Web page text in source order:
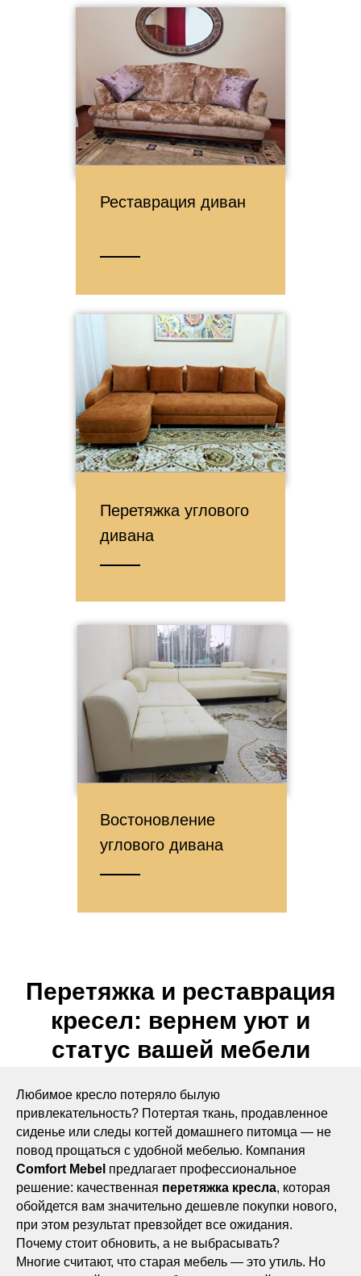
Реставрация диван
Перетяжка углового
дивана
Востоновление
углового дивана
Перетяжка и реставрация
кресел: вернем уют и
статус вашей мебели
Любимое кресло потеряло былую
привлекательность? Потертая ткань, продавленное
сиденье или следы когтей домашнего питомца — не
повод прощаться с удобной мебелью. Компания
Comfort Mebel предлагает профессиональное
решение: качественная перетяжка кресла, которая
обойдется вам значительно дешевле покупки нового,
при этом результат превзойдет все ожидания.
Почему стоит обновить, а не выбрасывать?
Многие считают, что старая мебель — это утиль. Но